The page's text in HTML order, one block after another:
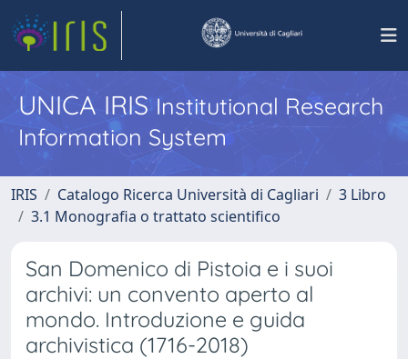
UNICA IRISInstitutional Research
Information System
IRIS Catalogo Ricerca Università di Cagliari
3 Libro
3.1 Monografia o trattato scientifico
San Domenico di Pistoia e i suoi
archivi: un convento aperto al
mondo. Introduzione e guida
archivistica (1716-2018)